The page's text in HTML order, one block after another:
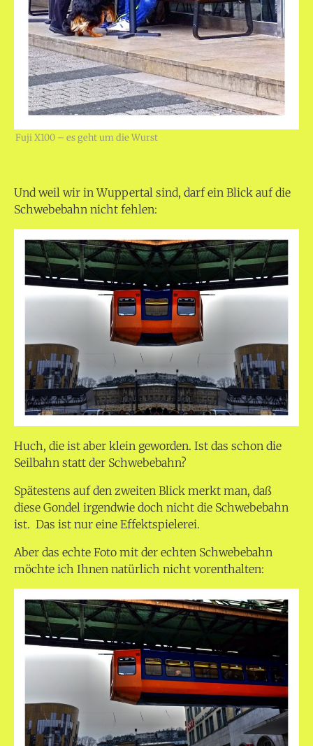
Fuji X100 – es geht um die Wurst
Und weil wir in Wuppertal sind, darf ein Blick auf die
Schwebebahn nicht fehlen:
Huch, die ist aber klein geworden. Ist das schon die
Seilbahn statt der Schwebebahn?
Spätestens auf den zweiten Blick merkt man, daß
diese Gondel irgendwie doch nicht die Schwebebahn
ist. Das ist nur eine Effektspielerei.
Aber das echte Foto mit der echten Schwebebahn
möchte ich Ihnen natürlich nicht vorenthalten: